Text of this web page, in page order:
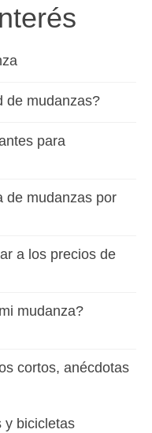
de mudanzas?
para
de mudanzas por
a los precios de
mudanza?
cortos, anécdotas
y bicicletas